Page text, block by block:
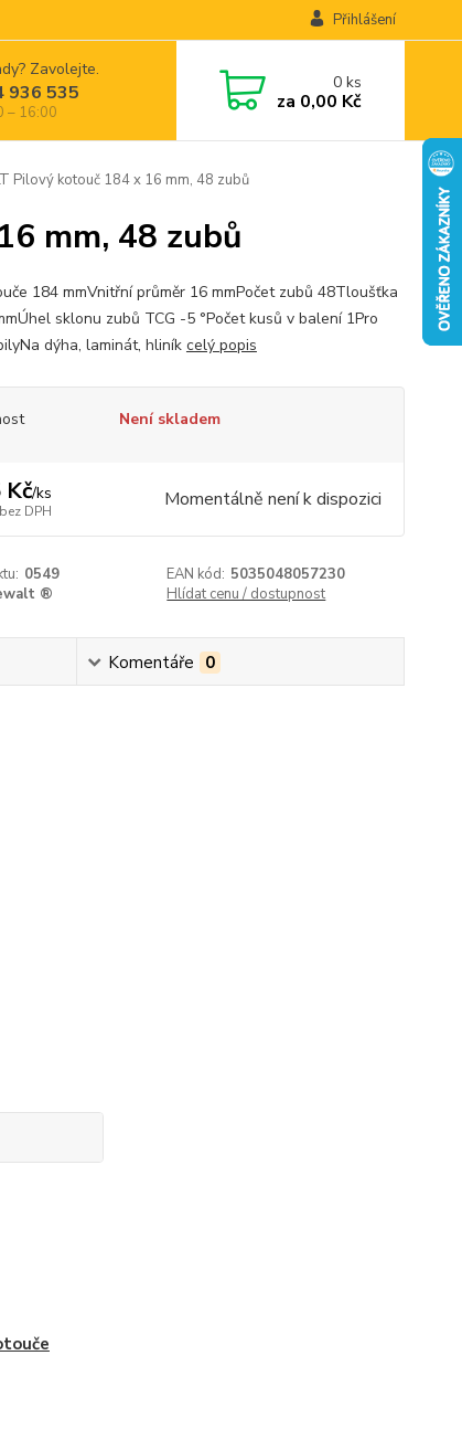
Přihlášení
Zavolejte.
936 535
– 16:00
0ks
za 0,00 Kč
Pilový kotouč 184 x 16 mm, 48 zubů
mm, 48 zubů
184 mmVnitřní průměr 16 mmPočet zubů 48Tloušťka
sklonu zubů TCG -5 °Počet kusů v balení 1Pro
dýha, laminát, hliník celý popis
Není skladem
Kč/ks
bez DPH Momentálně není k dispozici
0549 EAN kód: 5035048057230
® Hlídat cenu / dostupnost
Komentáře 0